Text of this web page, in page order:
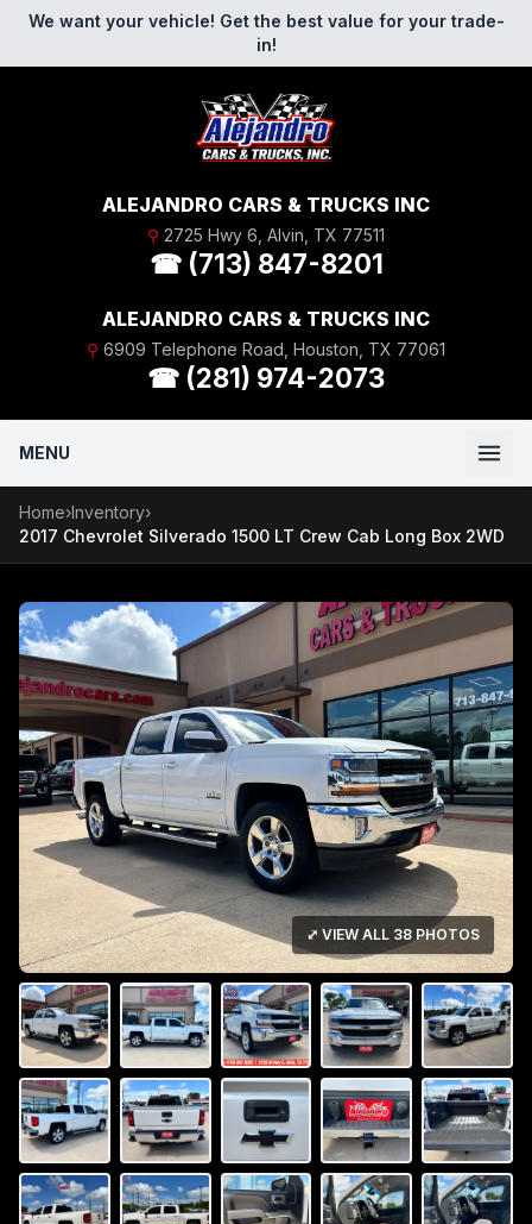
Skip to content
We want your vehicle! Get the best value for your trade-
in!
ALEJANDRO CARS & TRUCKS INC
⚲ 2725 Hwy 6, Alvin, TX 77511
☎ (713) 847-8201
ALEJANDRO CARS & TRUCKS INC
⚲ 6909 Telephone Road, Houston, TX 77061
☎ (281) 974-2073
MENU
Home›Inventory›
2017 Chevrolet Silverado 1500 LT Crew Cab Long Box 2WD
⤢ VIEW ALL 38 PHOTOS